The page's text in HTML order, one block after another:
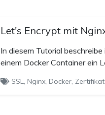
Let's Encrypt mit
In diesem Tutorial
einem Docker Container ein
SSL, Nginx, Docker, Zertifikat